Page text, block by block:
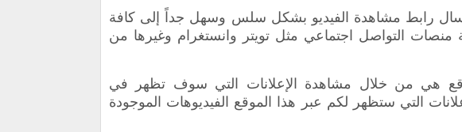
رابط مشاهدة الفيديو بشكل سلس وسهل جداً إلى كافة
منصات التواصل اجتماعي مثل تويتر وانستغرام وغيرها من
هي من خلال مشاهدة الإعلانات التي سوف تظهر في
التي ستظهر لكم عبر هذا الموقع الفيديوهات الموجودة